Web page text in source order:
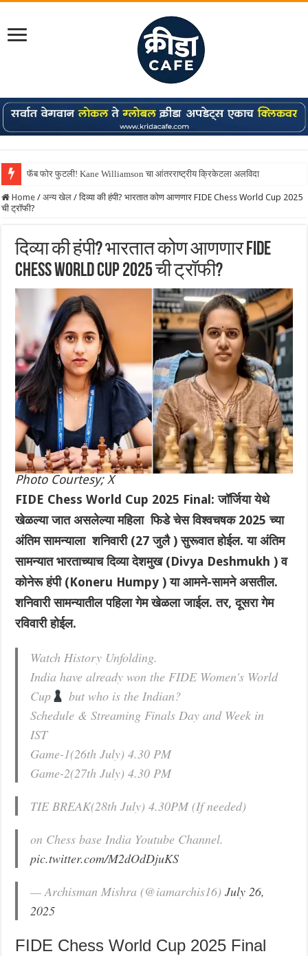
फॅब फोर फुटली! Kane Williamson चा आंतरराष्ट्रीय क्रिकेटला अलविदा
Home / अन्य खेल / दिव्या की हंपी? भारतात कोण आणणार FIDE Chess World Cup 2025
ची ट्रॉफी?
दिव्या की हंपी? भारतात कोण आणणार FIDE
Chess World Cup 2025 ची ट्रॉफी?
Photo Courtesy; X
FIDE Chess World Cup 2025 Final: जॉर्जिया येथे
खेळल्या जात असलेल्या महिला फिडे चेस विश्वचषक 2025 च्या
अंतिम सामन्याला शनिवारी (27 जुलै ) सुरूवात होईल. या अंतिम
सामन्यात भारताच्याच दिव्या देशमुख (Divya Deshmukh ) व
कोनेरू हंपी (Koneru Humpy ) या आमने-सामने असतील.
शनिवारी सामन्यातील पहिला गेम खेळला जाईल. तर, दूसरा गेम
रविवारी होईल.
Watch History Unfolding.
India have already won the FIDE Women's World
Cup
but who is the Indian?
Schedule & Streaming Finals Day and Week in
IST
Game-1(26th July) 4.30 PM
Game-2(27th July) 4.30 PM
TIE BREAK(28th July) 4.30PM (If needed)
on Chess base India Youtube Channel.
pic.twitter.com/M2dOdDjuKS
— Archisman Mishra (@iamarchis16)July 26,
2025
FIDE Chess World Cup 2025 Final